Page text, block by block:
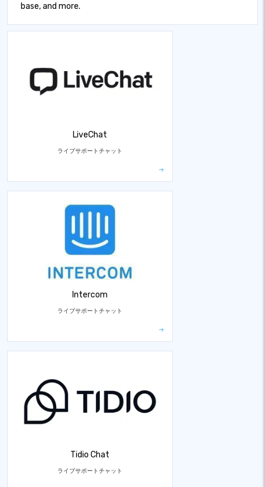
base, and more.
LiveChat
ライブサポートチャット
Intercom
ライブサポートチャット
Tidio Chat
ライブサポートチャット